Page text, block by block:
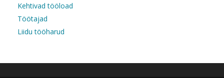
Kehtivad tööload
Töötajad
Liidu tööharud